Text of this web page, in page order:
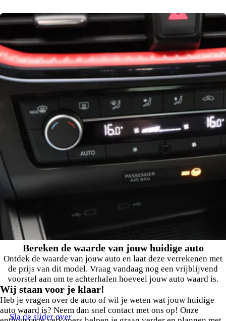
Bereken de waarde van jouw huidige auto
Ontdek de waarde van jouw auto en laat deze verrekenen met
de prijs van dit model. Vraag vandaag nog een vrijblijvend
voorstel aan om te achterhalen hoeveel jouw auto waard is.
Wij staan voor je klaar!
Heb je vragen over de auto of wil je weten wat jouw huidige
auto waard is? Neem dan snel contact met ons op! Onze
Sla de slider over